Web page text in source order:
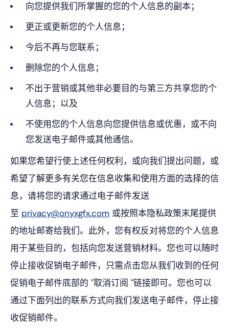
向您提供我们所掌握的您的个人信息的副本；
更正或更新您的个人信息；
今后不再与您联系；
删除您的个人信息；
不出于营销或其他非必要目的与第三方共享您的个
人信息；以及
不使用您的个人信息向您提供信息或优惠，或不向
您发送电子邮件或其他通信。
如果您希望行使上述任何权利，或向我们提出问题，或
希望了解更多有关您在信息收集和使用方面的选择的信
息，请将您的请求通过电子邮件发送
至 privacy@onyxgfx.com 或按照本隐私政策末尾提供
的地址邮寄给我们。此外，您有权反对将您的个人信息
用于某些目的，包括向您发送营销材料。您也可以随时
停止接收促销电子邮件，只需点击您从我们收到的任何
促销电子邮件底部的 "取消订阅 "链接即可。您也可以
通过下面列出的联系方式向我们发送电子邮件，停止接
收促销邮件。